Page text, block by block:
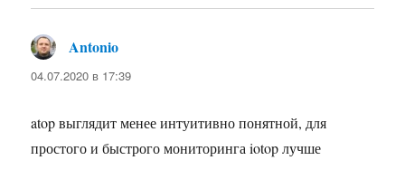
Antonio
04.07.2020 в 17:39
atop выглядит менее интуитивно понятной, для
простого и быстрого мониторинга iotop лучше